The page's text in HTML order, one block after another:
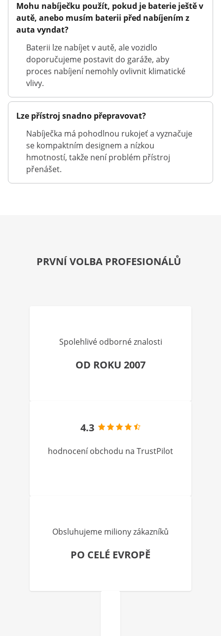
Mohu nabíječku použít, pokud je baterie ještě v
autě, anebo musím baterii před nabíjením z
auta vyndat?
Baterii lze nabíjet v autě, ale vozidlo
doporučujeme postavit do garáže, aby
proces nabíjení nemohly ovlivnit klimatické
vlivy.
Lze přístroj snadno přepravovat?
Nabíječka má pohodlnou rukojeť a vyznačuje
se kompaktním designem a nízkou
hmotností, takže není problém přístroj
přenášet.
PRVNÍ VOLBA PROFESIONÁLŮ
Spolehlivé odborné znalosti
OD ROKU 2007
4.3
hodnocení obchodu na TrustPilot
Obsluhujeme miliony zákazníků
PO CELÉ EVROPĚ